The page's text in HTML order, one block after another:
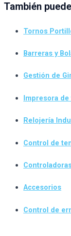
También
Tornos
Barreras y
Gestión de
Impresora
Relojería
Control de
Accesorios
Control de